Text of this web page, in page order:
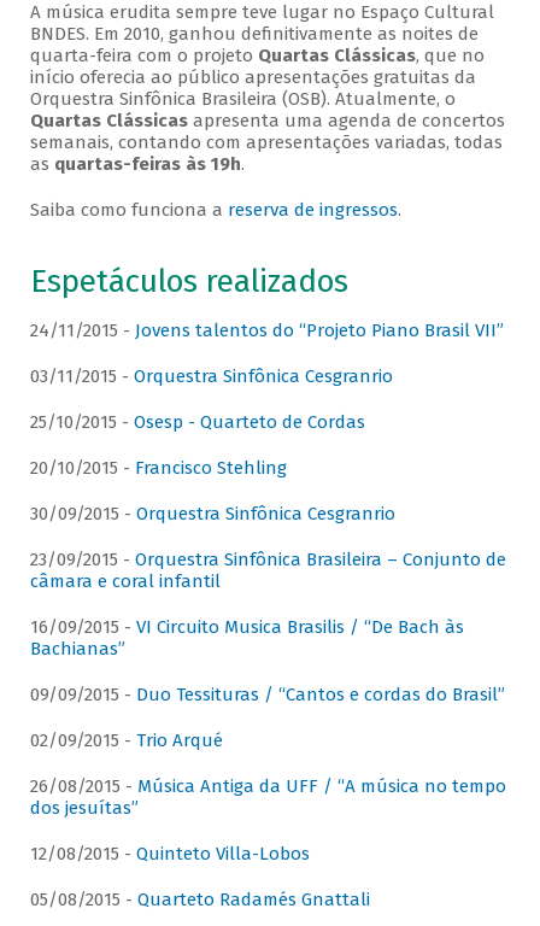
A música erudita sempre teve lugar no Espaço Cultural
BNDES. Em 2010, ganhou definitivamente as noites de
quarta-feira com o projeto Quartas Clássicas, que no
início oferecia ao público apresentações gratuitas da
Orquestra Sinfônica Brasileira (OSB). Atualmente, o
Quartas Clássicasapresenta uma agenda de concertos
semanais, contando com apresentações variadas, todas
as quartas-feiras às 19h.
Saiba como funciona a reserva de ingressos.
Espetáculos realizados
24/11/2015 - Jovens talentos do “Projeto Piano Brasil VII”
03/11/2015 - Orquestra Sinfônica Cesgranrio
25/10/2015 - Osesp - Quarteto de Cordas
20/10/2015 - Francisco Stehling
30/09/2015 - Orquestra Sinfônica Cesgranrio
23/09/2015 - Orquestra Sinfônica Brasileira – Conjunto de
câmara e coral infantil
16/09/2015 - VI Circuito Musica Brasilis / “De Bach às
Bachianas”
09/09/2015 - Duo Tessituras / “Cantos e cordas do Brasil”
02/09/2015 - Trio Arqué
26/08/2015 - Música Antiga da UFF / “A música no tempo
dos jesuítas”
12/08/2015 - Quinteto Villa-Lobos
05/08/2015 - Quarteto Radamés Gnattali